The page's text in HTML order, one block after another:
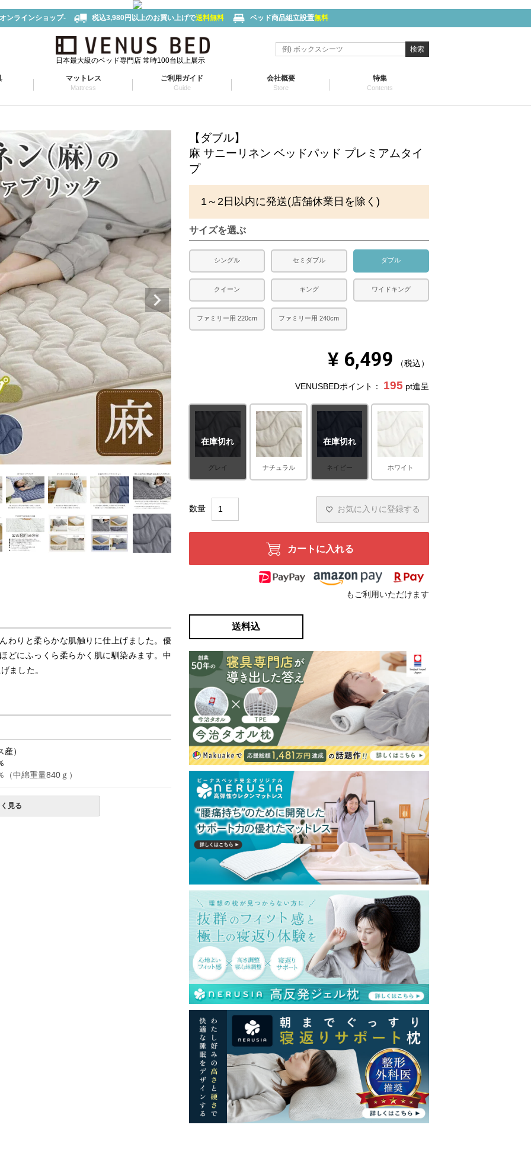
ンラインショップ- 税込3,980円以上のお買い上げで送料無料 ベッド商品組立設置無料
日本最大級のベッド専門店 常時100台以上展示
検索
マットレス
Mattress
ご利用ガイド
Guide
会社概要
Store
特集
Contents
わりと柔らかな肌触りに仕上げました。優
どにふっくら柔らかく肌に馴染みます。中
ました。
）
中綿重量840ｇ）
見る
【ダブル】
麻 サニーリネン ベッドパッド プレミアムタイ
プ
1～2日以内に発送(店舗休業日を除く)
サイズを選ぶ
シングル セミダブル ダブル
クイーン キング ワイドキング
ファミリー用 220cm ファミリー用 240cm
¥ 6,499 税込
VENUSBEDポイント： 195 pt進呈
グレイ
在庫切れ
ナチュラル ネイビー
在庫切れ
ホワイト
お気に入りに登録する
カートに入れる
もご利用いただけます
送料込